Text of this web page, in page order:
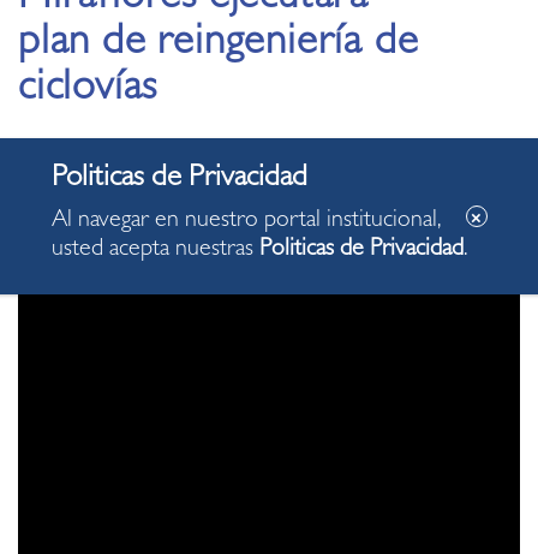
plan de reingeniería de
ciclovías
Al navegar en nuestro portal institucional,
usted acepta nuestras Politicas de Privacidad.